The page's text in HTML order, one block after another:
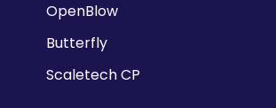
OpenBlow
Butterfly
Scaletech CP